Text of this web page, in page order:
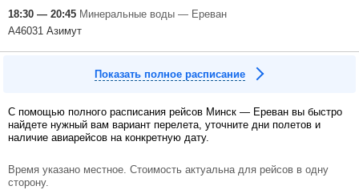
18:30 — 20:45 Минеральные воды — Ереван
A46031 Азимут
Показать полное расписание
С помощью полного расписания рейсов Минск — Ереван вы быстро
найдете нужный вам вариант перелета, уточните дни полетов и
наличие авиарейсов на конкретную дату.
Время указано местное. Стоимость актуальна для рейсов в одну
сторону.